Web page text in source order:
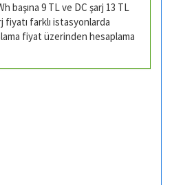
başına 9 TL ve DC şarj 13 TL
fiyatı farklı istasyonlarda
fiyat üzerinden hesaplama